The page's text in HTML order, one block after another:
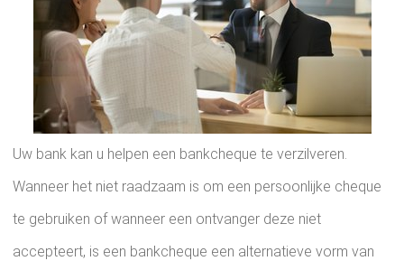
Uw bank kan u helpen een bankcheque te verzilveren.
Wanneer het niet raadzaam is om een ​​persoonlijke cheque
te gebruiken of wanneer een ontvanger deze niet
accepteert, is een bankcheque een alternatieve vorm van